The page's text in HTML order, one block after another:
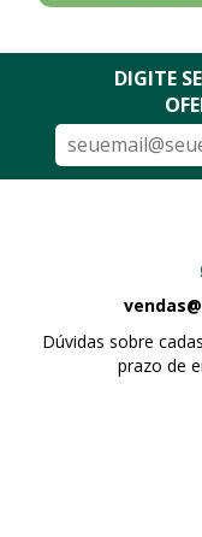
DIGITE
Dúvidas sobre
prazo de